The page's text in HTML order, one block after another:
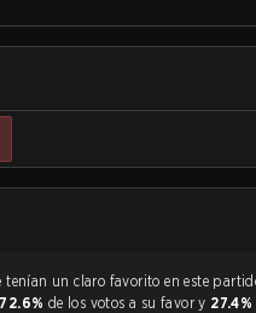
la
72.6% de los votos a su favor y 27.4%